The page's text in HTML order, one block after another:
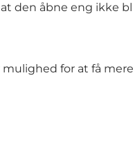
den åbne eng ikke
for at få